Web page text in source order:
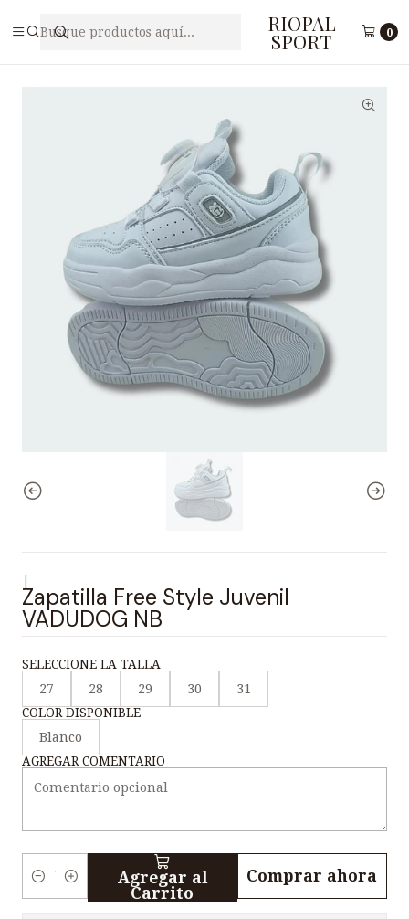
RIOPAL
SPORT 0
Zapatilla Free Style Juvenil VADUDOG NB
Zapatilla Free Style Juvenil
VADUDOG NB
SELECCIONE LA TALLA
27
28 29 30
31
COLOR DISPONIBLE
Blanco
AGREGAR COMENTARIO
Agregar al
Carrito
Comprar ahora